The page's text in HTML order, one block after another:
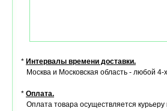
* Интервалы времени доставки.
Москва и Московская область - любой
* Оплата.
Оплата товара осуществляется